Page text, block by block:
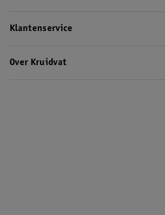
Klantenservice
Over Kruidvat